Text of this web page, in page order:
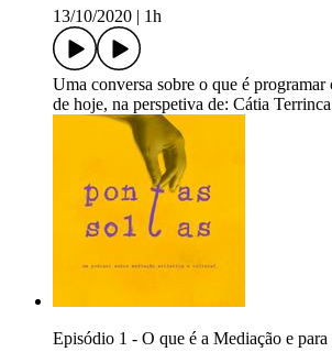
13/10/2020
1h
Uma conversa sobre o que é
de hoje, na perspetiva de: Cátia
Episódio 1 - O que é a Mediação e para